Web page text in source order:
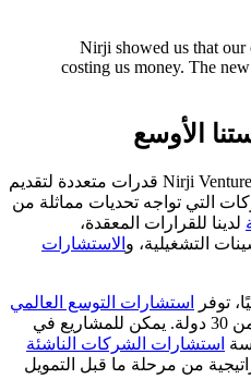
Nirji showed us that our
costing us money. The
الأوسع
تجسد هذه المشاركة كيف تدمج Nirji Ventures قدرات متعددة لتقديم
التي تواجه تحديات مماثلة من
لدينا للقرارات المعقدة،
التشغيلية، و الاستشارات
توفر
استشارات التوسع العالمي
لدينا دعم دخول السوق في أكثر من 30 دولة. يمكن للمشاريع في
استشارات الشركات الناشئة
من مرحلة ما قبل التمويل